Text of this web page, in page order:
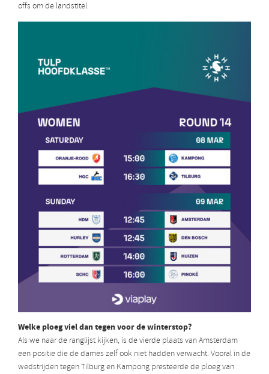
offs om de landstitel.
Welke ploeg viel dan tegen voor de winterstop?
Als we naar de ranglijst kijken, is de vierde plaats van Amsterdam
een positie die de dames zelf ook niet hadden verwacht. Vooral in de
wedstrijden tegen Tilburg en Kampong presteerde de ploeg van